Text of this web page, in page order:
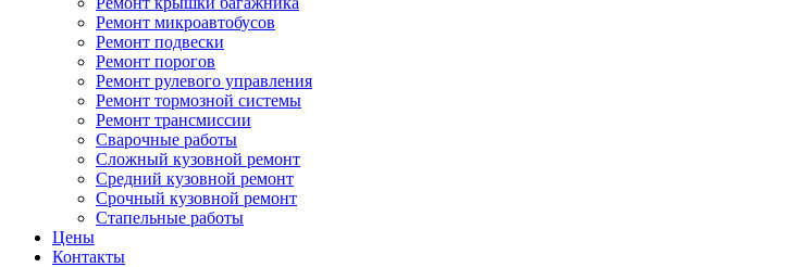
Ремонт микроавтобусов
Ремонт подвески
Ремонт порогов
Ремонт рулевого управления
Ремонт тормозной системы
Ремонт трансмиссии
Сварочные работы
Сложный кузовной ремонт
Средний кузовной ремонт
Срочный кузовной ремонт
Стапельные работы
Цены
Контакты